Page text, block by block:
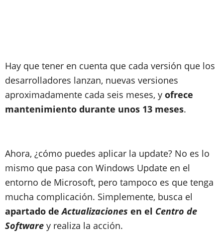
Hay que tener en cuenta que cada versión que los
desarrolladores lanzan, nuevas versiones
aproximadamente cada seis meses, y ofrece
mantenimiento durante unos 13 meses.
Ahora, ¿cómo puedes aplicar la update? No es lo
mismo que pasa con Windows Update en el
entorno de Microsoft, pero tampoco es que tenga
mucha complicación. Simplemente, busca el
apartado deActualizaciones en el Centro de
Software y realiza la acción.